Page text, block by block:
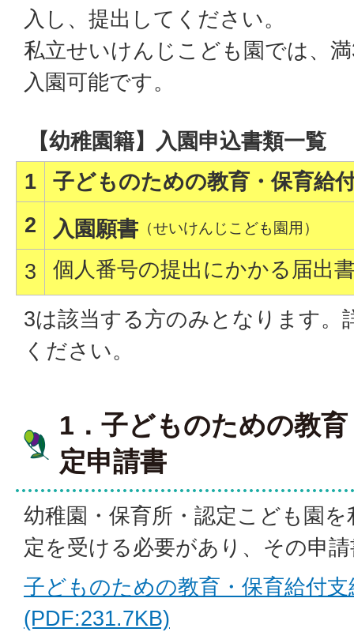
入し、提出してください。
私立せいけんじこども園では、
入園可能です。
【幼稚園籍】入園申込書類一覧
1
子どものための教育・保育給
2
入園願書 （せいけんじこども園用）
3 個人番号の提出にかかる届出
3は該当する方のみとなります。
ください。
1．子どものための教
定申請書
幼稚園・保育所・認定こども園
定を受ける必要があり、その申
子どものための教育・保育給付
(PDF:231.7KB)